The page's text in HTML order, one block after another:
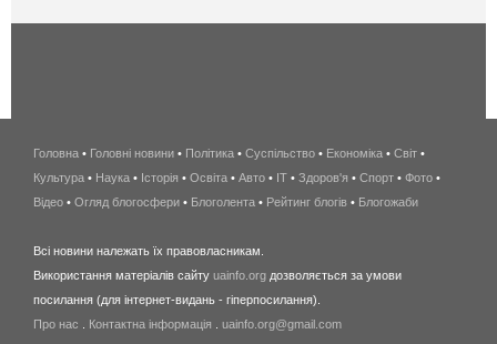
беспроводной
интернет
киев
wimax
в
Головна • Головні новини • Політика • Суспільство • Економіка • Світ •
Культура • Наука • Історія • Освіта • Авто • IT • Здоров'я • Спорт • Фото •
Відео • Огляд блогосфери • Блоголента • Рейтинг блогів • Блогожаби
Всі новини належать їх правовласникам.
Використання матеріалів сайту uainfo.org дозволяється за умови
посилання (для інтернет-видань - гіперпосилання).
Про нас
Контактна інформація uainfo.org@gmail.com